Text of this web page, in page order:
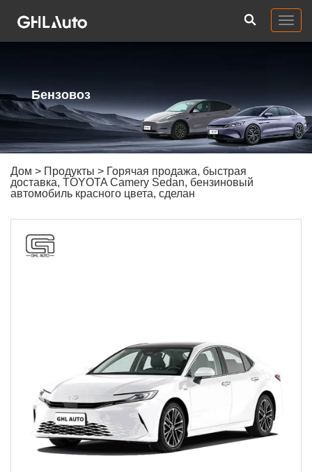
Бензовоз
Дом > Продукты > Горячая продажа, быстрая
доставка, TOYOTA Camery Sedan, бензиновый
автомобиль красного цвета, сделан